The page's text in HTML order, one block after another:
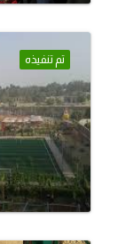
تم تنفيذه